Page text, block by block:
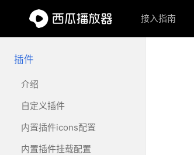
瓜
播
HTML5
接入指南
插件
介绍
自定义插件
内置插件icons配置
内置插件挂载配置